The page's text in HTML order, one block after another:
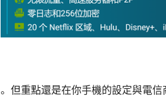
。但重點還是在你手機的設定與電信